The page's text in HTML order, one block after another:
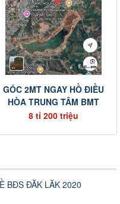
GÓC 2MT NGAY HỒ ĐIỀU
HÒA TRUNG TÂM BMT
8 tỉ 200 triệu
BĐS ĐĂK LĂK 2020